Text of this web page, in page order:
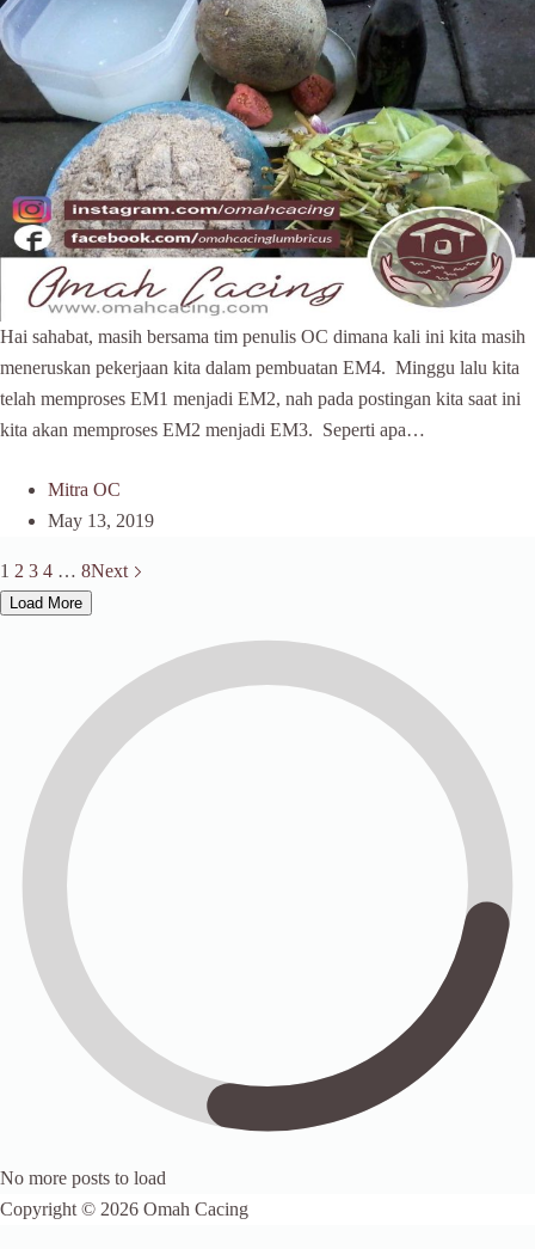
Hai sahabat, masih bersama tim penulis OC dimana kali ini kita masih
meneruskan pekerjaan kita dalam pembuatan EM4. Minggu lalu kita
telah memproses EM1 menjadi EM2, nah pada postingan kita saat ini
kita akan memproses EM2 menjadi EM3. Seperti apa…
Mitra OC
May 13, 2019
1 2 3 4 … 8Next
Load More
No more posts to load
Copyright © 2026 Omah Cacing